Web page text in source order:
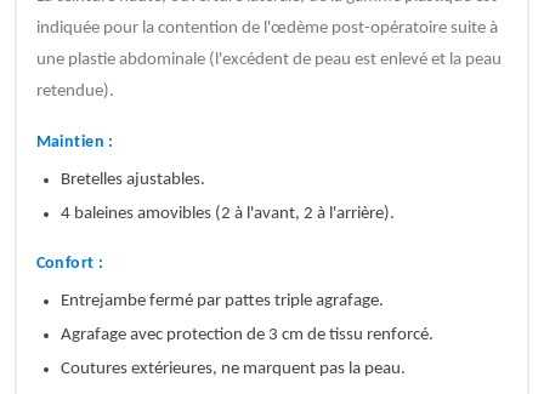
indiquée pour la contention de l'œdème post-opératoire suite à
une plastie abdominale (l'excédent de peau est enlevé et la peau
retendue).
Maintien :
Bretelles ajustables.
4 baleines amovibles (2 à l'avant, 2 à l'arrière).
Confort :
Entrejambe fermé par pattes triple agrafage.
Agrafage avec protection de 3 cm de tissu renforcé.
Coutures extérieures, ne marquent pas la peau.